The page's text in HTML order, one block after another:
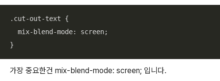
.cut-out-text {
  mix-blend-mode: screen;
}
가장 중요한건 mix-blend-mode: screen; 입니다.